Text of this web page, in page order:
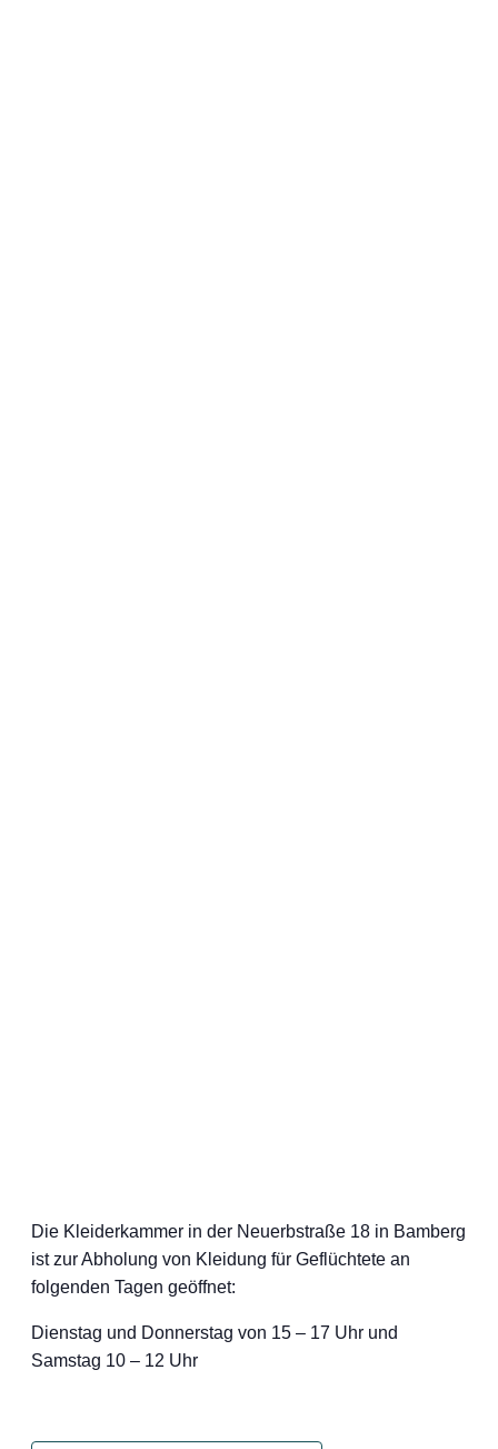
Die Kleiderkammer in der Neuerbstraße 18 in Bamberg
ist zur Abholung von Kleidung für Geflüchtete an
folgenden Tagen geöffnet:
Dienstag und Donnerstag von 15 – 17 Uhr und
Samstag 10 – 12 Uhr